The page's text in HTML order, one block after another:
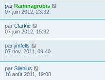
par Raminagrobis
07 juin 2012, 23:32
par Clarkie
07 juin 2012, 15:32
par jimfells
07 nov. 2011, 09:40
par Silenius
16 août 2011, 19:08